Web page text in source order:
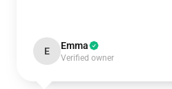
E Emma
Verified owner